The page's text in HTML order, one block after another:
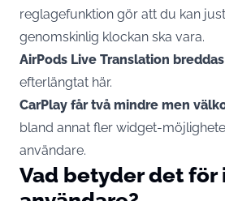
reglagefunktion gör att du kan
genomskinlig klockan ska vara.
AirPods Live Translation
efterlängtat här.
CarPlay får två mindre men
bland annat fler widget-
användare.
Vad betyder det för